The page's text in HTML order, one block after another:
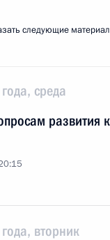
следующие
среда
развития
вторник